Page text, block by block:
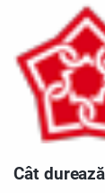
Cât